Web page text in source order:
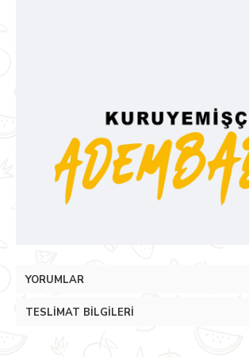
YORUMLAR
TESLIMAT BILGILERI